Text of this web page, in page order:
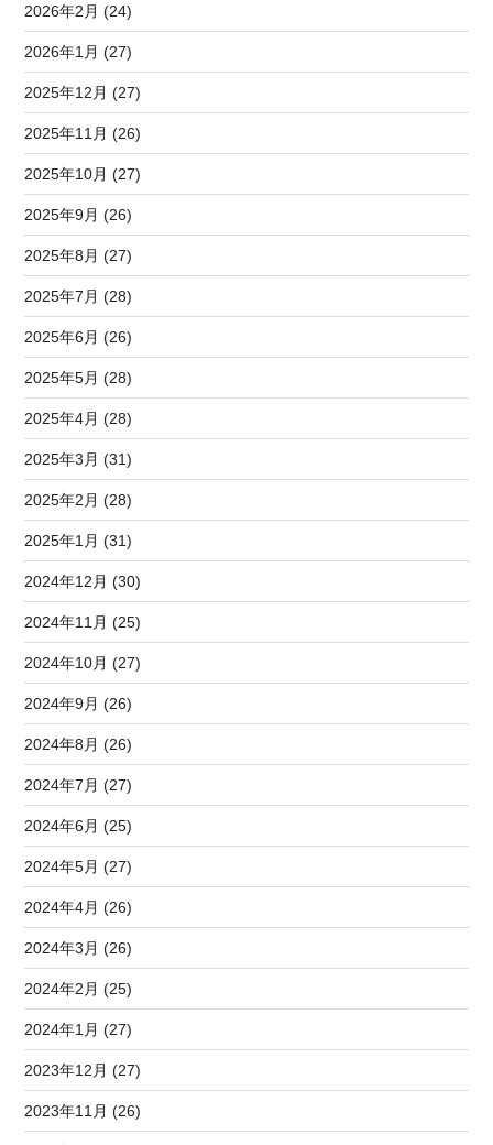
2026年2月 (24)
2026年1月 (27)
2025年12月 (27)
2025年11月 (26)
2025年10月 (27)
2025年9月 (26)
2025年8月 (27)
2025年7月 (28)
2025年6月 (26)
2025年5月 (28)
2025年4月 (28)
2025年3月 (31)
2025年2月 (28)
2025年1月 (31)
2024年12月 (30)
2024年11月 (25)
2024年10月 (27)
2024年9月 (26)
2024年8月 (26)
2024年7月 (27)
2024年6月 (25)
2024年5月 (27)
2024年4月 (26)
2024年3月 (26)
2024年2月 (25)
2024年1月 (27)
2023年12月 (27)
2023年11月 (26)